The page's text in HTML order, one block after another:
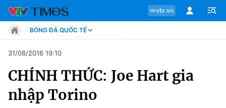
vtv.vn
Chuyên mục
Tin tức
BÓNG ĐÁ QUỐC TẾ
Move
Phong cách
Sự kiện
31/08/2016 19:10
CHÍNH THỨC: Joe Hart gia
nhập Torino